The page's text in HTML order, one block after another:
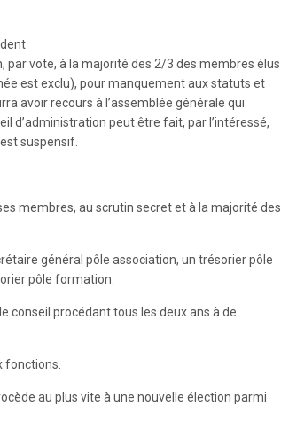
par vote, à la majorité des 2/3 des membres élus
est exclu), pour manquement aux statuts et
avoir recours à l’assemblée générale qui
d’administration peut être fait, par l’intéressé,
suspensif.
membres, au scrutin secret et à la majorité des
général pôle association, un trésorier pôle
pôle formation.
conseil procédant tous les deux ans à de
fonctions.
au plus vite à une nouvelle élection parmi